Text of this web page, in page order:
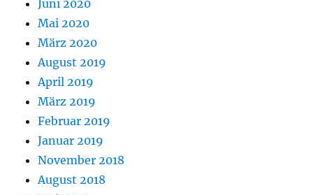
Juni 2020
Mai 2020
März 2020
August 2019
April 2019
März 2019
Februar 2019
Januar 2019
November 2018
August 2018